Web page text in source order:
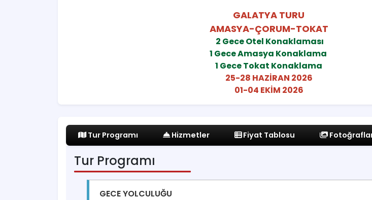
GALATYA TURU
AMASYA-ÇORUM-TOKAT
2 Gece Otel Konaklaması
1 Gece Amasya Konaklama
1 Gece Tokat Konaklama
25-28 HAZİRAN 2026
01-04 EKİM 2026
Tur Programı Hizmetler Fiyat Tablosu
Tur Programı
GECE YOLCULUĞU